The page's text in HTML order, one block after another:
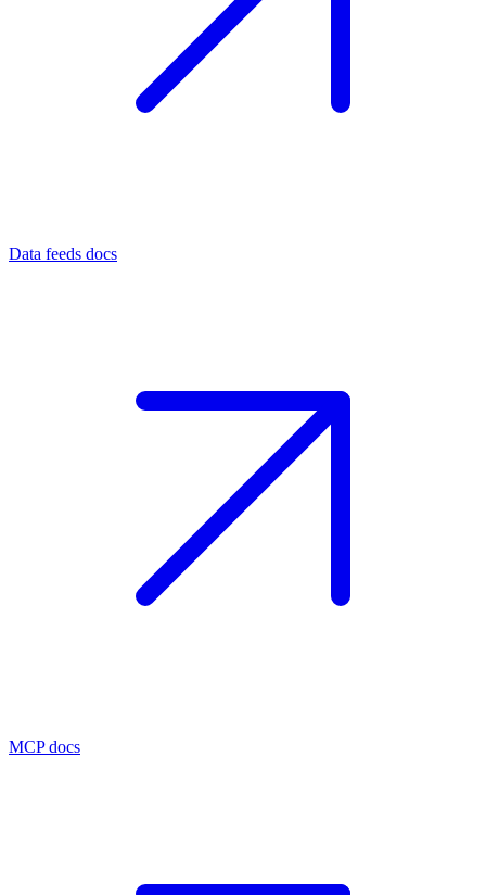
Data feeds docs
MCP docs